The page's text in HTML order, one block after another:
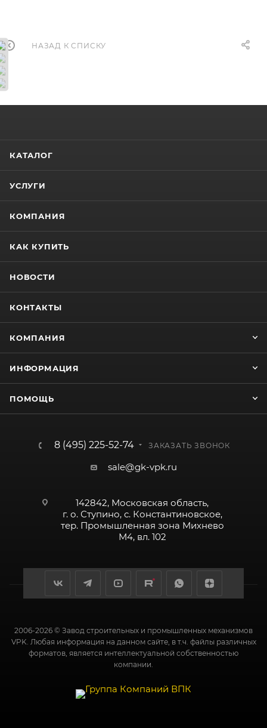
НАЗАД К СПИСКУ
КАТАЛОГ
УСЛУГИ
КОМПАНИЯ
КАК КУПИТЬ
НОВОСТИ
КОНТАКТЫ
КОМПАНИЯ
ИНФОРМАЦИЯ
ПОМОЩЬ
8 (495) 225-52-74 ЗАКАЗАТЬ ЗВОНОК
sale@gk-vpk.ru
142842, Московская область,
г. о. Ступино, с. Константиновское,
тер. Промышленная зона Михнево
М4, вл. 102
2006-2026 © Завод строительных и промышленных механизмов
VPK. Любая информация на данном сайте, в т.ч. файлы различных
форматов, является интеллектуальной собственностью
компании.